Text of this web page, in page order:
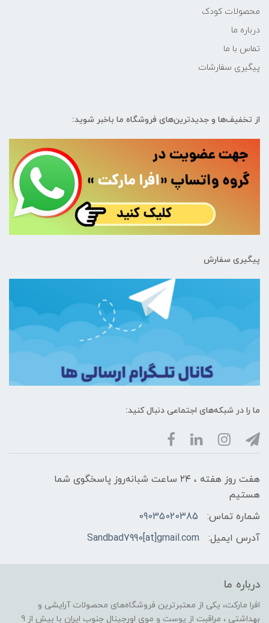
محصولات کودک
درباره ما
تماس با ما
پیگیری سفارشات
از تخفیف‌ها و جدیدترین‌های فروشگاه ما باخبر شوید:
پیگیری سفارش
ما را در شبکه‌های اجتماعی دنبال کنید:
هفت روز هفته ، ۲۴ ساعت شبانه‌روز پاسخگوی شما
هستیم
شماره تماس:
09035020385
آدرس ایمیل:
Sandbad7990[at]gmail.com
درباره ما
افرا مارکت، یکی از معتبرترین فروشگاه‌های محصولات آرایشی و
بهداشتی ، مراقبت از پوست و موی اورجینال جنوب ایران با بیش از 9